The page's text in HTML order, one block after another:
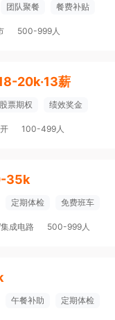
团队聚餐 餐费补贴
500-999人
20k·13薪
股票期权 绩效奖金
100-499人
35k
定期体检 免费班车
成电路 500-999人
午餐补助 定期体检